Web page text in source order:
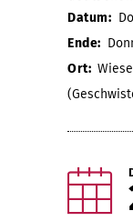
Datum:
Ende:
Ort: